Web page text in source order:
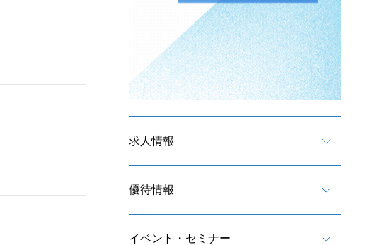
求人情報
優待情報
イベント・セミナー